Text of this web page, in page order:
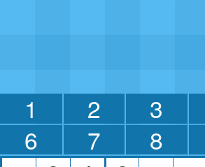
1 2 3
6
7 8